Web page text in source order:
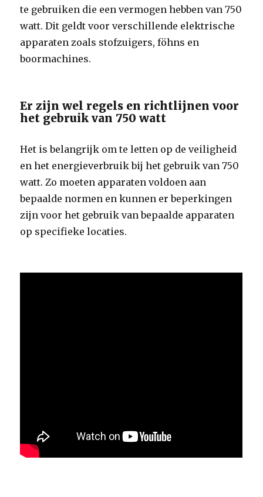
te gebruiken die een vermogen hebben van 750
watt. Dit geldt voor verschillende elektrische
apparaten zoals stofzuigers, föhns en
boormachines.
Er zijn wel regels en richtlijnen voor
het gebruik van 750 watt
Het is belangrijk om te letten op de veiligheid
en het energieverbruik bij het gebruik van 750
watt. Zo moeten apparaten voldoen aan
bepaalde normen en kunnen er beperkingen
zijn voor het gebruik van bepaalde apparaten
op specifieke locaties.